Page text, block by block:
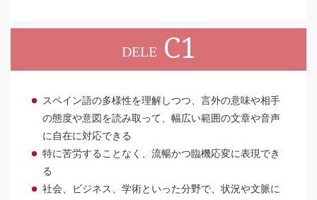
DELE C1
スペイン語の多様性を理解しつつ、言外の意味や相手
の態度や意図を読み取って、幅広い範囲の文章や音声
に自在に対応できる
特に苦労することなく、流暢かつ臨機応変に表現でき
る
社会、ビジネス、学術といった分野で、状況や文脈に